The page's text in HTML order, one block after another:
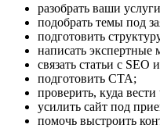
разобрать ваши
подобрать темы под
подготовить
написать экспертные
связать статьи с
подготовить CTA;
проверить, куда вести
усилить сайт под
помочь выстроить